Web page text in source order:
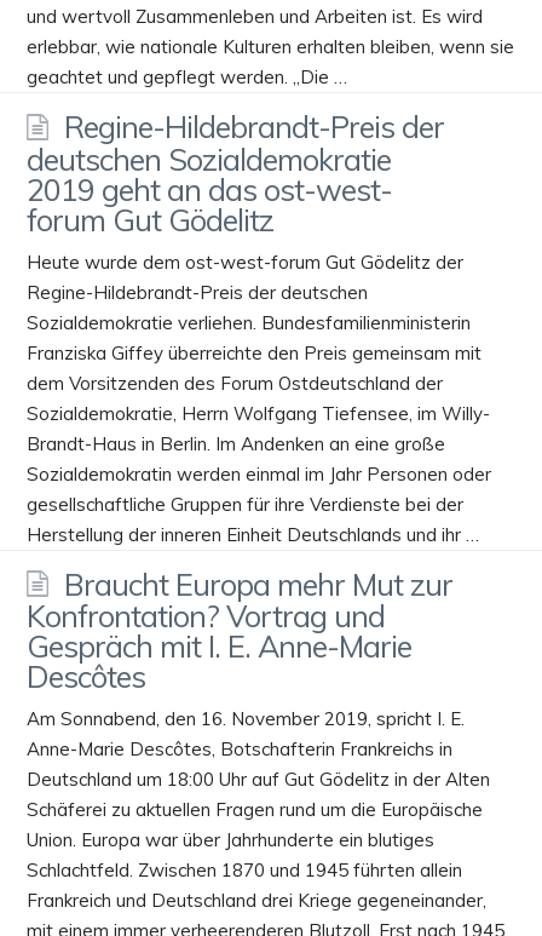
und wertvoll Zusammenleben und Arbeiten ist. Es wird
erlebbar, wie nationale Kulturen erhalten bleiben, wenn sie
geachtet und gepflegt werden. „Die …
Regine-Hildebrandt-Preis der
deutschen Sozialdemokratie
2019 geht an das ost-west-
forum Gut Gödelitz
Heute wurde dem ost-west-forum Gut Gödelitz der
Regine-Hildebrandt-Preis der deutschen
Sozialdemokratie verliehen. Bundesfamilienministerin
Franziska Giffey überreichte den Preis gemeinsam mit
dem Vorsitzenden des Forum Ostdeutschland der
Sozialdemokratie, Herrn Wolfgang Tiefensee, im Willy-
Brandt-Haus in Berlin. Im Andenken an eine große
Sozialdemokratin werden einmal im Jahr Personen oder
gesellschaftliche Gruppen für ihre Verdienste bei der
Herstellung der inneren Einheit Deutschlands und ihr …
Braucht Europa mehr Mut zur
Konfrontation? Vortrag und
Gespräch mit I. E. Anne-Marie
Descôtes
Am Sonnabend, den 16. November 2019, spricht I. E.
Anne-Marie Descôtes, Botschafterin Frankreichs in
Deutschland um 18:00 Uhr auf Gut Gödelitz in der Alten
Schäferei zu aktuellen Fragen rund um die Europäische
Union. Europa war über Jahrhunderte ein blutiges
Schlachtfeld. Zwischen 1870 und 1945 führten allein
Frankreich und Deutschland drei Kriege gegeneinander,
mit einem immer verheerenderen Blutzoll. Erst nach 1945